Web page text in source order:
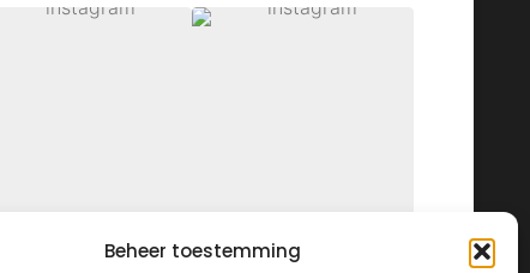
Beheer toestemming